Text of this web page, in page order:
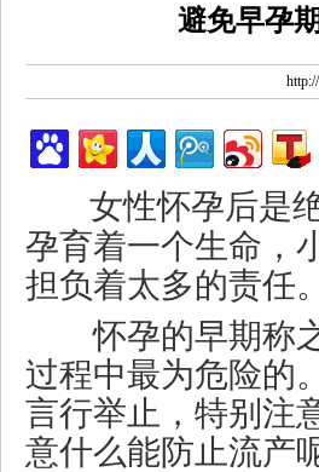
避免早孕
女性怀孕后是
孕育着一个生命，
担负着太多的责任。
怀孕的早期称之
过程中最为危险的
言行举止，特别注
意什么能防止流产